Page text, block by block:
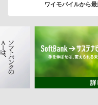
ワイモバイルから